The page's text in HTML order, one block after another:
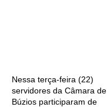
Nessa terça-feira (22)
servidores da Câmara de
Búzios participaram de